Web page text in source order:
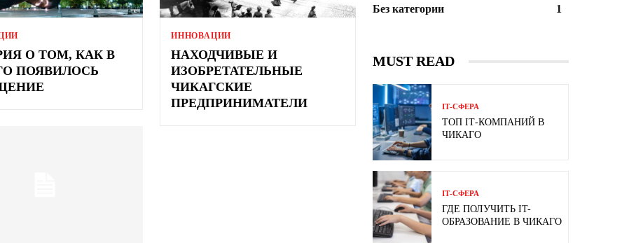
О ТОМ, КАК В
ПОЯВИЛОСЬ
ИННОВАЦИИ
НАХОДЧИВЫЕ И
ИЗОБРЕТАТЕЛЬНЫЕ
ЧИКАГСКИЕ
ПРЕДПРИНИМАТЕЛИ
Без категории
1
MUST READ
ІТ-СФЕРА
ТОП ІТ-КОМПАНИЙ В
ЧИКАГО
ІТ-СФЕРА
ГДЕ ПОЛУЧИТЬ IT-
ОБРАЗОВАНИЕ В ЧИКАГО